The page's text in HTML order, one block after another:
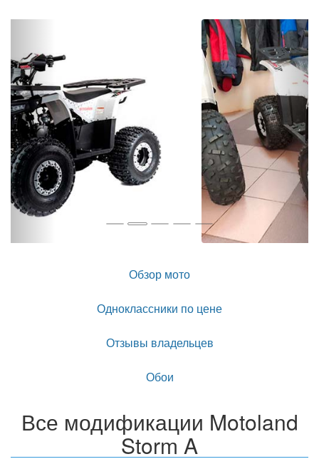
Обзор мото
Одноклассники по цене
Отзывы владельцев
Обои
Все модификации Motoland
Storm A